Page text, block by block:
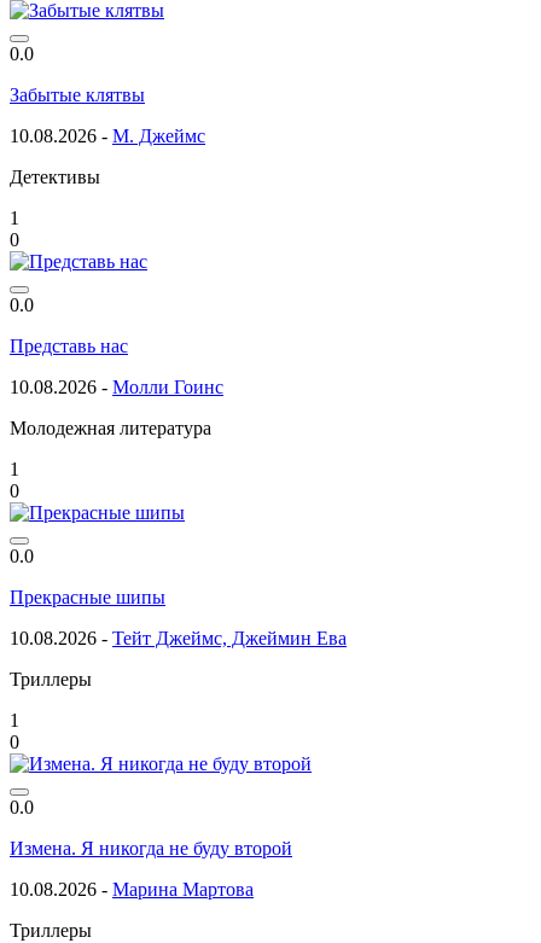
0.0
Забытые клятвы
10.08.2026 - М. Джеймс
Детективы
1
0
0.0
Представь нас
10.08.2026 - Молли Гоинс
Молодежная литература
1
0
0.0
Прекрасные шипы
10.08.2026 - Тейт Джеймс, Джеймин Ева
Триллеры
1
0
0.0
Измена. Я никогда не буду второй
10.08.2026 - Марина Мартова
Триллеры